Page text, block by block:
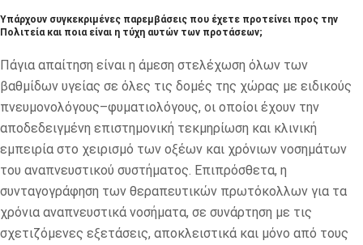
Υπάρχουν συγκεκριμένες παρεμβάσεις που έχετε προτείνει προς την
Πολιτεία και ποια είναι η τύχη αυτών των προτάσεων;
Πάγια απαίτηση είναι η άμεση στελέχωση όλων των
βαθμίδων υγείας σε όλες τις δομές της χώρας με ειδικούς
πνευμονολόγους–φυματιολόγους, οι οποίοι έχουν την
αποδεδειγμένη επιστημονική τεκμηρίωση και κλινική
εμπειρία στο χειρισμό των οξέων και χρόνιων νοσημάτων
του αναπνευστικού συστήματος. Επιπρόσθετα, η
συνταγογράφηση των θεραπευτικών πρωτόκολλων για τα
χρόνια αναπνευστικά νοσήματα, σε συνάρτηση με τις
σχετιζόμενες εξετάσεις, αποκλειστικά και μόνο από τους